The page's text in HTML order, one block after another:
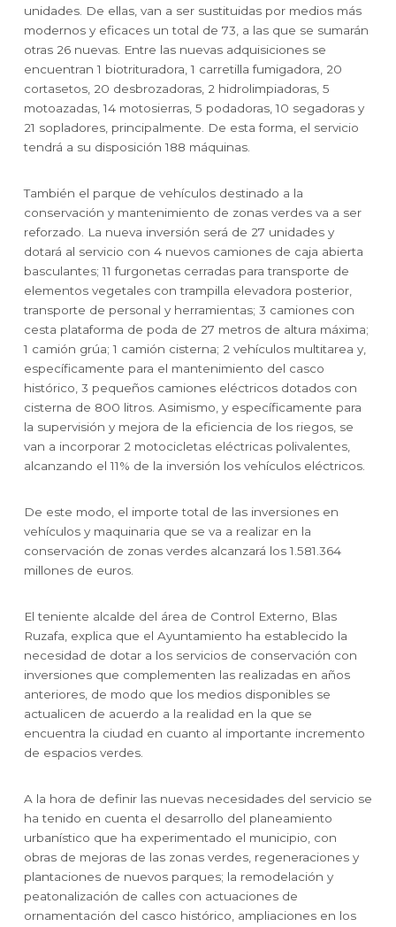
unidades. De ellas, van a ser sustituidas por medios más
modernos y eficaces un total de 73, a las que se sumarán
otras 26 nuevas. Entre las nuevas adquisiciones se
encuentran 1 biotrituradora, 1 carretilla fumigadora, 20
cortasetos, 20 desbrozadoras, 2 hidrolimpiadoras, 5
motoazadas, 14 motosierras, 5 podadoras, 10 segadoras y
21 sopladores, principalmente. De esta forma, el servicio
tendrá a su disposición 188 máquinas.
También el parque de vehículos destinado a la
conservación y mantenimiento de zonas verdes va a ser
reforzado. La nueva inversión será de 27 unidades y
dotará al servicio con 4 nuevos camiones de caja abierta
basculantes; 11 furgonetas cerradas para transporte de
elementos vegetales con trampilla elevadora posterior,
transporte de personal y herramientas; 3 camiones con
cesta plataforma de poda de 27 metros de altura máxima;
1 camión grúa; 1 camión cisterna; 2 vehículos multitarea y,
específicamente para el mantenimiento del casco
histórico, 3 pequeños camiones eléctricos dotados con
cisterna de 800 litros. Asimismo, y específicamente para
la supervisión y mejora de la eficiencia de los riegos, se
van a incorporar 2 motocicletas eléctricas polivalentes,
alcanzando el 11% de la inversión los vehículos eléctricos.
De este modo, el importe total de las inversiones en
vehículos y maquinaria que se va a realizar en la
conservación de zonas verdes alcanzará los 1.581.364
millones de euros.
El teniente alcalde del área de Control Externo, Blas
Ruzafa, explica que el Ayuntamiento ha establecido la
necesidad de dotar a los servicios de conservación con
inversiones que complementen las realizadas en años
anteriores, de modo que los medios disponibles se
actualicen de acuerdo a la realidad en la que se
encuentra la ciudad en cuanto al importante incremento
de espacios verdes.
A la hora de definir las nuevas necesidades del servicio se
ha tenido en cuenta el desarrollo del planeamiento
urbanístico que ha experimentado el municipio, con
obras de mejoras de las zonas verdes, regeneraciones y
plantaciones de nuevos parques; la remodelación y
peatonalización de calles con actuaciones de
ornamentación del casco histórico, ampliaciones en los